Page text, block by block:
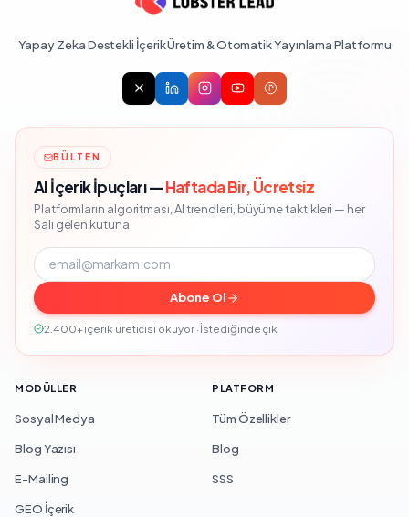
Yapay Zeka Destekli İçerik Üretim & Otomatik Yayınlama Platformu
BÜLTEN
AI İçerik İpuçları —Haftada Bir, Ücretsiz
Platformların algoritması, AI trendleri, büyüme taktikleri — her
Salı gelen kutuna.
Abone Ol
2.400+ içerik üreticisi okuyor · İstediğinde çık
MODÜLLER
Sosyal Medya
Blog Yazısı
E-Mailing
GEO İçerik
PLATFORM
Tüm Özellikler
Blog
SSS